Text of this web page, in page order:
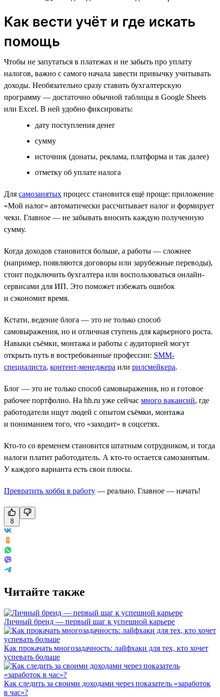
Как вести учёт и где искать
помощь
Чтобы не запутаться в платежах и не забыть про уплату
налогов, важно с самого начала завести привычку учитывать
доходы. Необязательно сразу ставить бухгалтерскую
программу — достаточно обычной таблицы в Google Sheets
или Excel. В ней удобно фиксировать:
дату поступления денег
сумму
источник (донаты, реклама, платформа и так далее)
отметку об уплате налога
Для самозанятых процесс становится ещё проще: приложение
«Мой налог» автоматически рассчитывает налог и формирует
чеки. Главное — не забывать вносить каждую полученную
сумму.
Когда доходов становится больше, а работы — сложнее
(например, появляются договоры или зарубежные переводы),
стоит подключить бухгалтера или воспользоваться онлайн-
сервисами для ИП. Это поможет избежать ошибок
и сэкономит время.
Кстати, ведение блога — это не только способ
самовыражения, но и отличная ступень для карьерного роста.
Навыки съёмки, монтажа и работы с аудиторией могут
открыть путь в востребованные профессии: SMM-
специалиста, контент-менеджера или рилсмейкера.
Блог — это не только способ самовыражения, но и готовое
рабочее портфолио. На hh.ru уже сейчас много вакансий, где
работодатели ищут людей с опытом съёмки, монтажа
и пониманием того, что «заходит» в соцсетях.
Кто-то со временем становится штатным сотрудником, и тогда
налоги платит работодатель. А кто-то остается самозанятым.
У каждого варианта есть свои плюсы.
Превратить хобби в работу — реально. Главное — начать!
8
Читайте также
Личный бренд — первый шаг к успешной карьере
Как прокачать многозадачность: лайфхаки для тех, кто хочет
успевать больше
Как следить за своими доходами через показатель «заработок
в час»?